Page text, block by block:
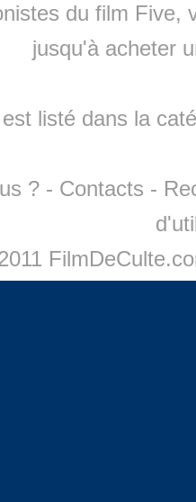
du film Five,
jusqu'à acheter
listé dans la
? - Contacts -